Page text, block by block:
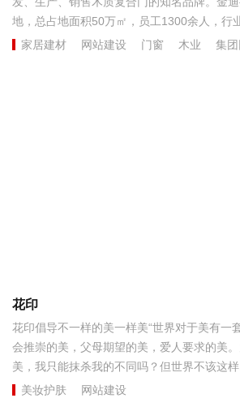
地，总占地面积50万㎡，员工1300余人，行
木门工业4.0先河。...
家居建材 网站建设 门窗 木业 集
花印
花印倡导不一样的美一样美“世界对于美有一
会推崇的美，父母期望的美，爱人要求的美
美，我只能抹杀我的不同吗？但世界不该这
美妆护肤
网站建设